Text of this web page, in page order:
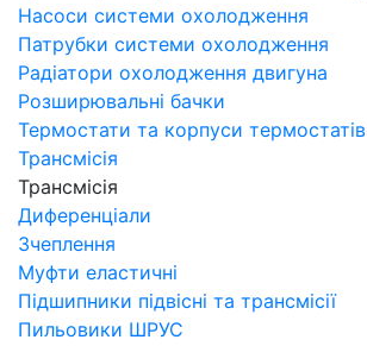
Насоси системи охолодження
Патрубки системи охолодження
Радіатори охолодження двигуна
Розширювальні бачки
Термостати та корпуси термостатів
Трансмісія
Трансмісія
Диференціали
Зчеплення
Муфти еластичні
Підшипники підвісні та трансмісії
Пильовики ШРУС